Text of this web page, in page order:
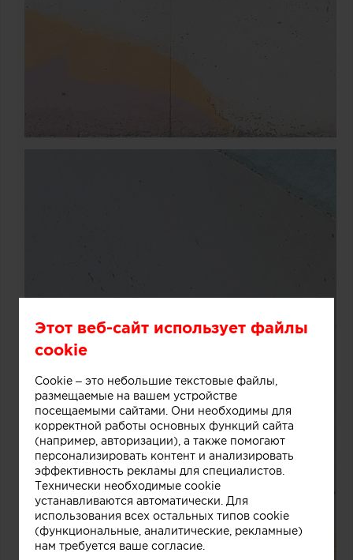
Этот веб-сайт использует файлы
cookie
Cookie – это небольшие текстовые файлы,
размещаемые на вашем устройстве
посещаемыми сайтами. Они необходимы для
корректной работы основных функций сайта
(например, авторизации), а также помогают
персонализировать контент и анализировать
эффективность рекламы для специалистов.
Технически необходимые cookie
устанавливаются автоматически. Для
использования всех остальных типов cookie
(функциональные, аналитические, рекламные)
нам требуется ваше согласие.